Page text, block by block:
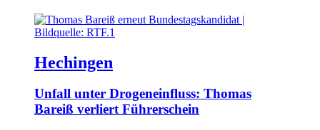
Hechingen
Unfall unter Drogeneinfluss: Thomas
Bareiß verliert Führerschein